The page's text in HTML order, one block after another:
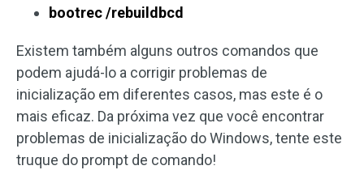
bootrec /rebuildbcd
Existem também alguns outros comandos que
podem ajudá-lo a corrigir problemas de
inicialização em diferentes casos, mas este é o
mais eficaz. Da próxima vez que você encontrar
problemas de inicialização do Windows, tente este
truque do prompt de comando!